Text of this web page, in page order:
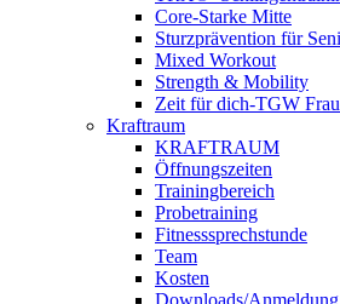
Core-Starke Mitte
Sturzprävention für
Mixed Workout
Strength & Mobility
Zeit für dich-TGW
Kraftraum
KRAFTRAUM
Öffnungszeiten
Trainingbereich
Probetraining
Fitnesssprechstunde
Team
Kosten
Downloads/Anmeldung